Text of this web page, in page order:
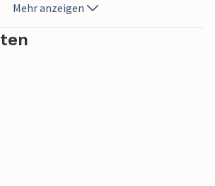
und Pilze finden können. Hier können
Art und Weise erleben, die Sie so
werden. Gute Angel- und
Mehr anzeigen